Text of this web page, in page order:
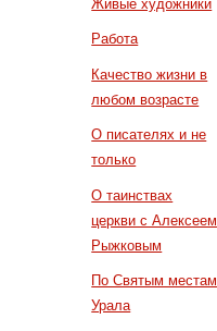
Живые художники
Работа
Качество жизни в
любом возрасте
О писателях и не
только
О таинствах
церкви с Алексеем
Рыжковым
По Святым местам
Урала